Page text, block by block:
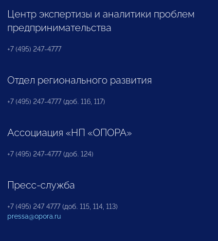
Центр экспертизы и аналитики проблем
предпринимательства
+7 (495) 247-4777
Отдел регионального развития
+7 (495) 247-4777 (доб. 116, 117)
Ассоциация «НП «ОПОРА»
+7 (495) 247-4777 (доб. 124)
Пресс-служба
+7 (495) 247 4777 (доб. 115, 114, 113)
pressa@opora.ru